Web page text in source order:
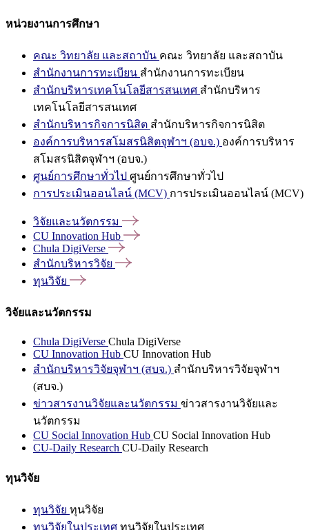
หน่วยงานการศึกษา
คณะ วิทยาลัย และสถาบัน คณะ วิทยาลัย และสถาบัน
สำนักงานการทะเบียน สำนักงานการทะเบียน
สำนักบริหารเทคโนโลยีสารสนเทศ สำนักบริหาร
เทคโนโลยีสารสนเทศ
สำนักบริหารกิจการนิสิต สำนักบริหารกิจการนิสิต
องค์การบริหารสโมสรนิสิตจุฬาฯ (อบจ.) องค์การบริหาร
สโมสรนิสิตจุฬาฯ (อบจ.)
ศูนย์การศึกษาทั่วไป ศูนย์การศึกษาทั่วไป
การประเมินออนไลน์ (MCV) การประเมินออนไลน์ (MCV)
วิจัยและนวัตกรรม
CU Innovation Hub
Chula DigiVerse
สำนักบริหารวิจัย
ทุนวิจัย
วิจัยและนวัตกรรม
Chula DigiVerse Chula DigiVerse
CU Innovation Hub CU Innovation Hub
สำนักบริหารวิจัยจุฬาฯ (สบจ.) สำนักบริหารวิจัยจุฬาฯ
(สบจ.)
ข่าวสารงานวิจัยและนวัตกรรม ข่าวสารงานวิจัยและ
นวัตกรรม
CU Social Innovation Hub CU Social Innovation Hub
CU-Daily Research CU-Daily Research
ทุนวิจัย
ทุนวิจัย ทุนวิจัย
ทุนวิจัยในประเทศ ทุนวิจัยในประเทศ